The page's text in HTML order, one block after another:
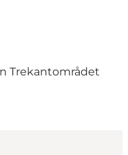
Trekantområdet